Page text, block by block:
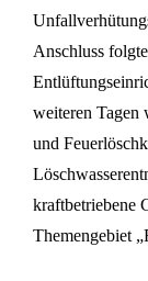
Anschluss
weiteren Tagen
und
kraftbetriebene
Themengebiet